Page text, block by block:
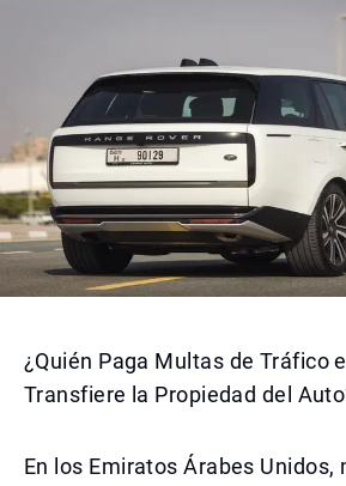
¿Quién Paga Multas de Tráfico
Transfiere la Propiedad del
En los Emiratos Árabes Unidos,